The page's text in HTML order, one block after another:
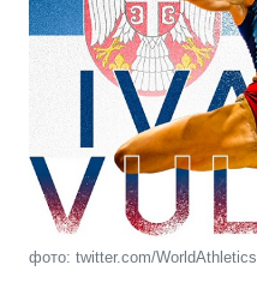
фото: twitter.com/WorldAthletics